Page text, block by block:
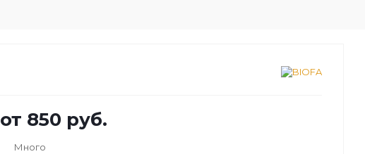
от 850 руб.
Много